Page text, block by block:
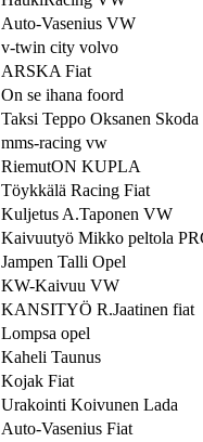
Auto-Vasenius VW
v-twin city volvo
ARSKA Fiat
On se ihana foord
Taksi Teppo Oksanen Skoda
mms-racing vw
RiemutON KUPLA
Töykkälä Racing Fiat
Kuljetus A.Taponen VW
Kaivuutyö Mikko peltola
Jampen Talli Opel
KW-Kaivuu VW
KANSITYÖ R.Jaatinen fiat
Lompsa opel
Kaheli Taunus
Kojak Fiat
Urakointi Koivunen Lada
Auto-Vasenius Fiat